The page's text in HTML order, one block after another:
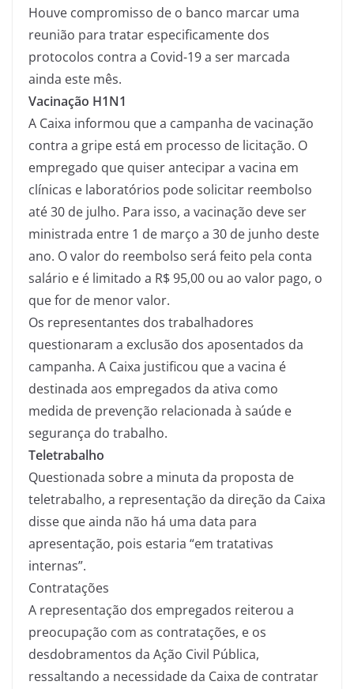
Houve compromisso de o banco marcar uma
reunião para tratar especificamente dos
protocolos contra a Covid-19 a ser marcada
ainda este mês.
Vacinação H1N1
A Caixa informou que a campanha de vacinação
contra a gripe está em processo de licitação. O
empregado que quiser antecipar a vacina em
clínicas e laboratórios pode solicitar reembolso
até 30 de julho. Para isso, a vacinação deve ser
ministrada entre 1 de março a 30 de junho deste
ano. O valor do reembolso será feito pela conta
salário e é limitado a R$ 95,00 ou ao valor pago, o
que for de menor valor.
Os representantes dos trabalhadores
questionaram a exclusão dos aposentados da
campanha. A Caixa justificou que a vacina é
destinada aos empregados da ativa como
medida de prevenção relacionada à saúde e
segurança do trabalho.
Teletrabalho
Questionada sobre a minuta da proposta de
teletrabalho, a representação da direção da Caixa
disse que ainda não há uma data para
apresentação, pois estaria “em tratativas
internas”.
Contratações
A representação dos empregados reiterou a
preocupação com as contratações, e os
desdobramentos da Ação Civil Pública,
ressaltando a necessidade da Caixa de contratar